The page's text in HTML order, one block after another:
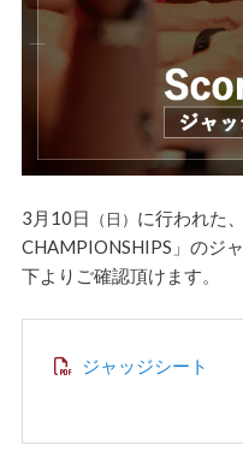
3月10日 （日） に行われた
CHAMPIONSHIPS 」のジ
下よりご確認頂けます。
ジャッジシート